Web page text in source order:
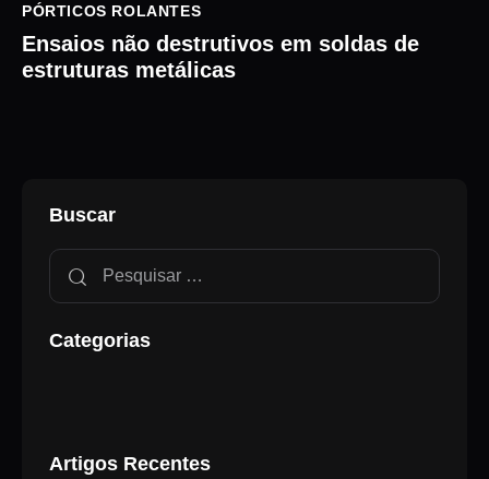
PÓRTICOS ROLANTES
Ensaios não destrutivos em soldas de
estruturas metálicas
Buscar
Categorias
Artigos Recentes